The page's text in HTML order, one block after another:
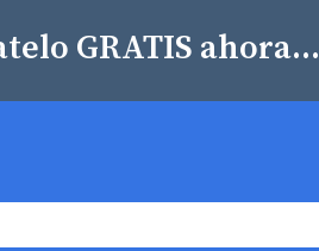
GRATIS ahora...